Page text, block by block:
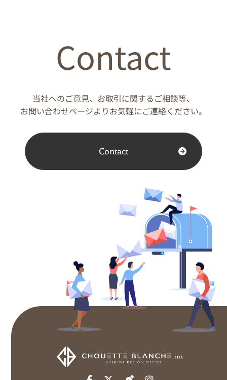
Contact
当社へのご意見、お取引に関するご相談等、
お問い合わせページよりお気軽にご連絡ください。
Contact